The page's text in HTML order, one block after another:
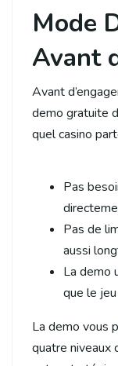
Mode
Avant
Avant
demo gratuite
quel casino
Pas
Pas de
aussi
La demo
que le
La demo vous
quatre niveaux